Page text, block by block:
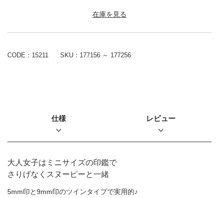
在庫を見る
CODE：15211 SKU： 177156 ～ 177256
仕様 レビュー
大人女子はミニサイズの印鑑で
さりげなくスヌーピーと一緒
5mm印と9mm印のツインタイプで実用的♪